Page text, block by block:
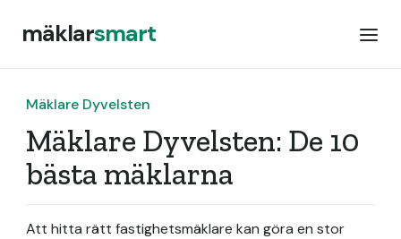
mäklarsmart
Mäklare Dyvelsten
Mäklare Dyvelsten: De 10
bästa mäklarna
Att hitta rätt fastighetsmäklare kan göra en stor